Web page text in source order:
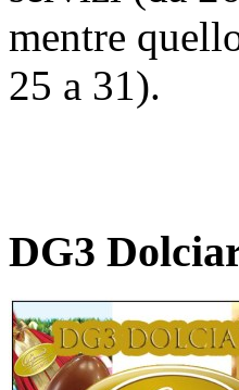
mentre
25 a 31).
DG3